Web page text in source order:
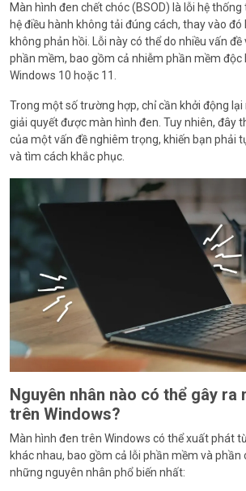
Màn hình đen chết chóc (BSOD) là lỗi hệ
hệ điều hành không tải đúng cách, thay vào
không phản hồi. Lỗi này có thể do nhiều vấn
phần mềm, bao gồm cả nhiễm phần mềm
Windows 10 hoặc 11.
Trong một số trường hợp, chỉ cần khởi động
giải quyết được màn hình đen. Tuy nhiên, đây
của một vấn đề nghiêm trọng, khiến bạn phải
và tìm cách khắc phục.
Nguyên nhân nào có thể gây ra
trên Windows?
Màn hình đen trên Windows có thể xuất phát
khác nhau, bao gồm cả lỗi phần mềm và phần
những nguyên nhân phổ biến nhất: